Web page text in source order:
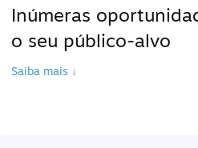
Inúmeras
o seu público-alvo
Saiba mais ↓